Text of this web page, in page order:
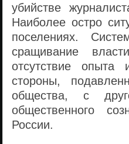
убийстве
Наиболее остро
поселениях.
сращивание
отсутствие опыта
стороны,
общества, с
общественного
России.